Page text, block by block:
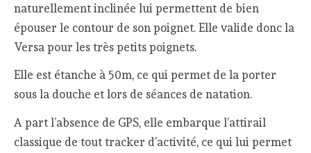
naturellement inclinée lui permettent de bien
épouser le contour de son poignet. Elle valide donc la
Versa pour les très petits poignets.
Elle est étanche à 50m, ce qui permet de la porter
sous la douche et lors de séances de natation.
A part l’absence de GPS, elle embarque l’attirail
classique de tout tracker d’activité, ce qui lui permet